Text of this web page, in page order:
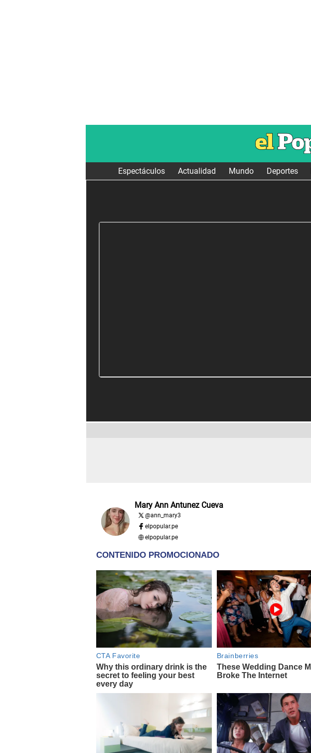
Espectáculos Actualidad Mundo Deportes
Mary Ann Antunez Cueva
@ann_mary3
elpopular.pe
elpopular.pe